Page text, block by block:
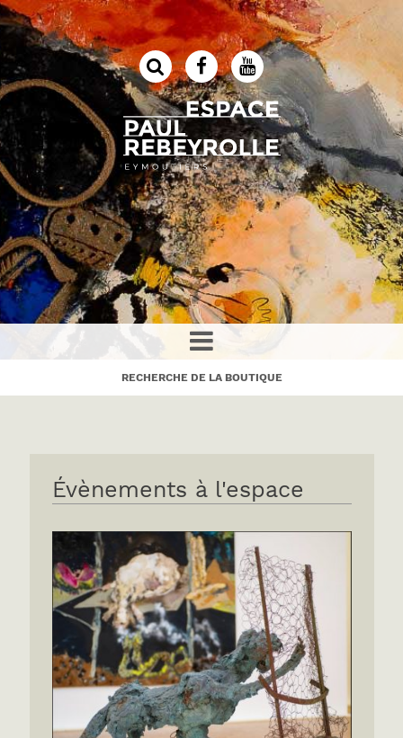
RECHERCHE DE LA BOUTIQUE
Évènements à l'espace